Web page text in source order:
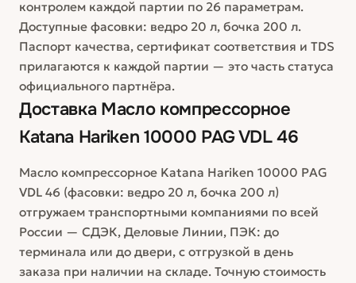
контролем каждой партии по 26 параметрам.
Доступные фасовки: ведро 20 л, бочка 200 л.
Паспорт качества, сертификат соответствия и TDS
прилагаются к каждой партии — это часть статуса
официального партнёра.
Доставка Масло компрессорное
Katana Hariken 10000 PAG VDL 46
Масло компрессорное Katana Hariken 10000 PAG
VDL 46 (фасовки: ведро 20 л, бочка 200 л)
отгружаем транспортными компаниями по всей
России — СДЭК, Деловые Линии, ПЭК: до
терминала или до двери, с отгрузкой в день
заказа при наличии на складе. Точную стоимость